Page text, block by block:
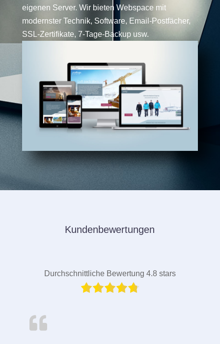
eigenen Server. Wir bieten Webspace mit
modernster Technik, Software, Email-Postfächer,
SSL-Zertifikate, 7-Tage-Backup usw.
Kundenbewertungen
Durchschnittliche Bewertung 4.8 stars